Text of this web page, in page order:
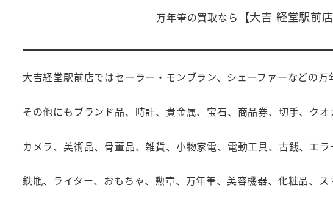
万年筆の買取なら 【大吉 経堂駅前店
大吉経堂駅前店ではセーラー・モンブラン、シェーファーなどの万
その他にもブランド品、時計、貴金属、宝石、商品券、切手、クオ
カメラ、美術品、骨董品、雑貨、小物家電、電動工具、古銭、エラ
鉄瓶、ライター、おもちゃ、勲章、万年筆、美容機器、化粧品、